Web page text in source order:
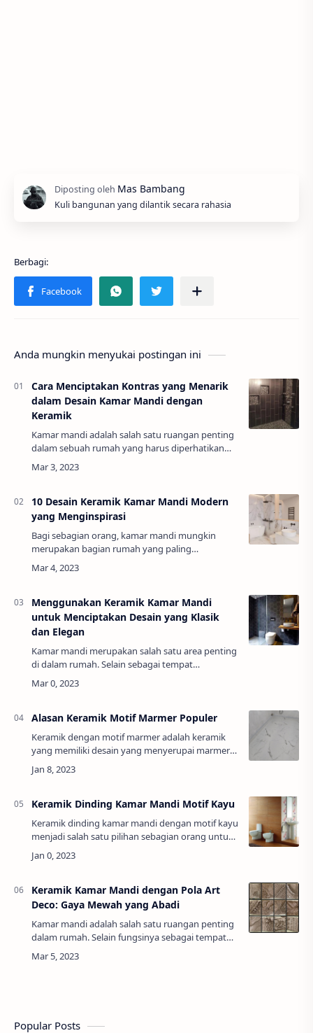
Kuli bangunan yang dilantik secara rahasia
Anda mungkin menyukai postingan ini
Cara Menciptakan Kontras yang Menarik
dalam Desain Kamar Mandi dengan
Keramik
Kamar mandi adalah salah satu ruangan penting
dalam sebuah rumah yang harus diperhatikan
dalam hal desain. Salah satu cara untuk
menciptakan desain kamar mandi yang menarik
10 Desain Keramik Kamar Mandi Modern
yang Menginspirasi
Bagi sebagian orang, kamar mandi mungkin
merupakan bagian rumah yang paling
diabaikan.Padahal, kamar mandi yang indah dan
nyaman bisa membuat aktivitas sehari-hari jadi
Menggunakan Keramik Kamar Mandi
untuk Menciptakan Desain yang Klasik
dan Elegan
Kamar mandi merupakan salah satu area penting
di dalam rumah. Selain sebagai tempat
membersihkan diri, kamar mandi juga dapat
menjadi area relaksasi bagi pemilik rumah.Dalam
Alasan Keramik Motif Marmer Populer
Keramik dengan motif marmer adalah keramik
yang memiliki desain yang menyerupai marmer
alami. Motif ini dapat diterapkan pada berbagai
jenis keramik, seperti lantai, dinding, atau …
Keramik Dinding Kamar Mandi Motif Kayu
Keramik dinding kamar mandi dengan motif kayu
menjadi salah satu pilihan sebagian orang untuk
memberikan tampilan alami dan elegan pada
ruangan kamar mandi.Motif kayu dapat
Keramik Kamar Mandi dengan Pola Art
Deco: Gaya Mewah yang Abadi
Kamar mandi adalah salah satu ruangan penting
dalam rumah. Selain fungsinya sebagai tempat
membersihkan diri, kamar mandi juga dapat
menjadi ruangan yang dapat meningkatkan nilai
Popular Posts